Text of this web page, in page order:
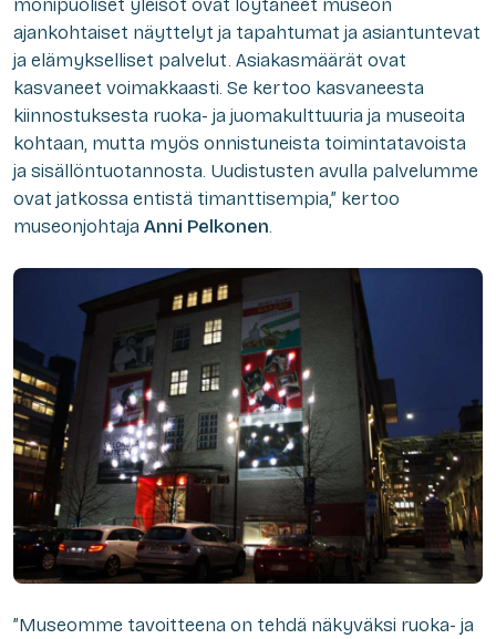
monipuoliset yleisöt ovat löytäneet museon
ajankohtaiset näyttelyt ja tapahtumat ja asiantuntevat
ja elämykselliset palvelut. Asiakasmäärät ovat
kasvaneet voimakkaasti. Se kertoo kasvaneesta
kiinnostuksesta ruoka- ja juomakulttuuria ja museoita
kohtaan, mutta myös onnistuneista toimintatavoista
ja sisällöntuotannosta. Uudistusten avulla palvelumme
ovat jatkossa entistä timanttisempia,” kertoo
museonjohtaja Anni Pelkonen.
”Museomme tavoitteena on tehdä näkyväksi ruoka- ja